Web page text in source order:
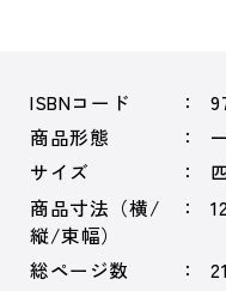
ISBNコード
商品形態
サイズ
商品寸法（横/
縦/束幅）
総ページ数